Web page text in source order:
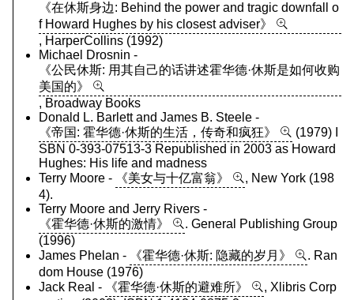
《在休斯身边: Behind the power and tragic downfall o
f Howard Hughes by his closest adviser》
, HarperCollins (1992)
Michael Drosnin -
《公民休斯: 用其自己的话讲述霍华德·休斯是如何收购
美国的》
, Broadway Books
Donald L. Barlett and James B. Steele -
《帝国: 霍华德·休斯的生活，传奇和疯狂》
(1979) I
SBN 0-393-07513-3 Republished in 2003 as Howard
Hughes: His life and madness
Terry Moore -
《美女与十亿富翁》
, New York (198
4).
Terry Moore and Jerry Rivers -
《霍华德·休斯的激情》
. General Publishing Group
(1996)
James Phelan -
《霍华德·休斯: 隐藏的岁月》
. Ran
dom House (1976)
Jack Real -
《霍华德·休斯的避难所》
, Xlibris Corp